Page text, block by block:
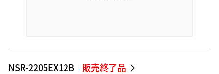
NSR-2205EX12B 販売終了品